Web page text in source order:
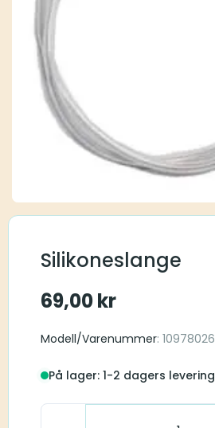
Silikoneslange
69,00kr
Modell/Varenummer: 10978026
På lager: 1-2 dagers levering